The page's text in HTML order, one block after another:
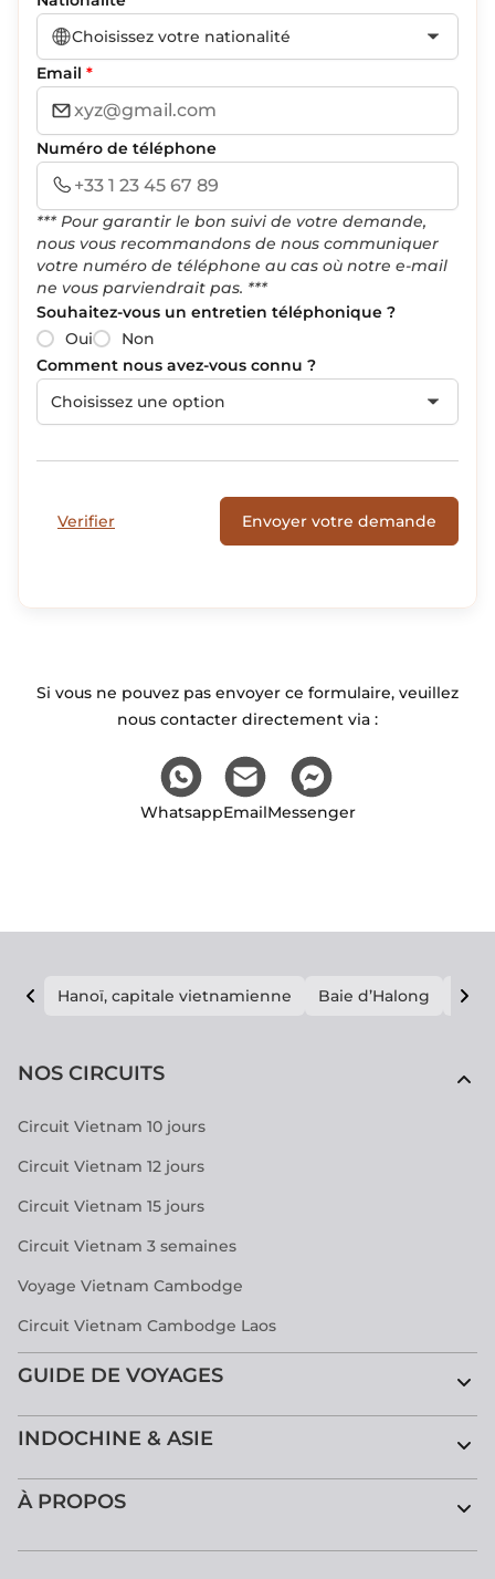
Choisissez votre nationalité
Email *
Numéro de téléphone
*** Pour garantir le bon suivi de votre demande,
nous vous recommandons de nous communiquer
votre numéro de téléphone au cas où notre e-mail
ne vous parviendrait pas. ***
Souhaitez-vous un entretien téléphonique ?
Oui
Non
Comment nous avez-vous connu ?
Choisissez une option
Verifier Envoyer votre demande
Si vous ne pouvez pas envoyer ce formulaire, veuillez
nous contacter directement via :
WhatsappEmailMessenger
Hanoï, capitale vietnamienne Baie d’Halong E
NOS CIRCUITS
Circuit Vietnam 10 jours
Circuit Vietnam 12 jours
Circuit Vietnam 15 jours
Circuit Vietnam 3 semaines
Voyage Vietnam Cambodge
Circuit Vietnam Cambodge Laos
GUIDE DE VOYAGES
INDOCHINE & ASIE
À PROPOS